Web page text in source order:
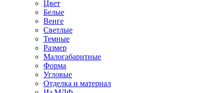
Цвет
Белые
Венге
Светлые
Темные
Размер
Малогабаритные
Форма
Угловые
Отделка и материал